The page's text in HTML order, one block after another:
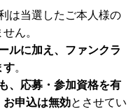
は当選したご本人様の
ん。
ルに加え、ファンクラ
す。
、応募・参加資格を有
お申込は無効とさせてい